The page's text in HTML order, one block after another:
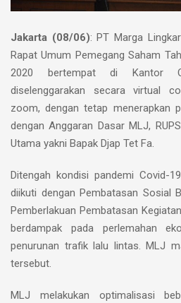
Jakarta (08/06): PT Marga
Rapat Umum Pemegang Saham
2020 bertempat di Kantor
diselenggarakan secara virtual
zoom, dengan tetap menerapkan
dengan Anggaran Dasar MLJ,
Utama yakni Bapak Djap Tet Fa.
Ditengah kondisi pandemi Covid-
diikuti dengan Pembatasan Sosial
Pemberlakuan Pembatasan
berdampak pada perlemahan
penurunan trafik lalu lintas. MLJ
tersebut.
MLJ melakukan optimalisasi